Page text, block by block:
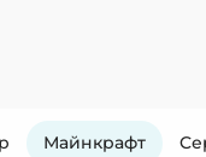
Майнкрафт